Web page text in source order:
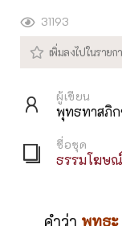
31193
ผู้เขียน
พุทธทาสภิ
ชื่อชุด
ธรรมโฆษณ์
คำว่า พุทธะ